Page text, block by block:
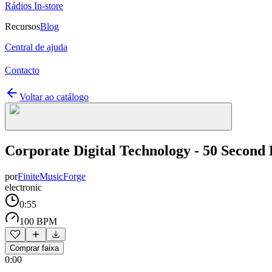
Rádios In-store
RecursosBlog
Central de ajuda
Contacto
Voltar ao catálogo
Corporate Digital Technology - 50 Second
porFiniteMusicForge
electronic
0:55
100 BPM
Comprar faixa
0:00